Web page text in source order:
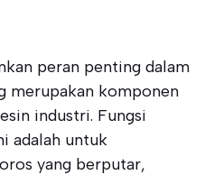
peran penting dalam
merupakan komponen
industri. Fungsi
adalah untuk
yang berputar,